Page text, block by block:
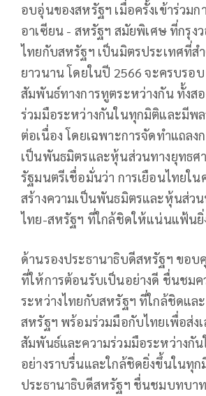
อบอุ่นของสหรัฐฯ เมื่อครั้งเข้าร่วม
อาเซียน - สหรัฐฯ สมัยพิเศษ ที่กรุง
ไทยกับสหรัฐฯ เป็นมิตรประเทศที่ส
ยาวนาน โดยในปี 2566 จะครบรอ
สัมพันธ์ทางการทูตระหว่างกัน ทั้งส
ร่วมมือระหว่างกันในทุกมิติและมีพ
ต่อเนื่อง โดยเฉพาะการจัดทำแถลง
เป็นพันธมิตรและหุ้นส่วนทางยุทธศ
รัฐมนตรีเชื่อมั่นว่า การเยือนไทยใน
สร้างความเป็นพันธมิตรและหุ้นส่ว
ไทย-สหรัฐฯ ที่ใกล้ชิดให้แน่นแฟ้น
ด้านรองประธานาธิบดีสหรัฐฯ ขอ
ที่ให้การต้อนรับเป็นอย่างดี ชื่นชม
ระหว่างไทยกับสหรัฐฯ ที่ใกล้ชิดแล
สหรัฐฯ พร้อมร่วมมือกับไทยเพื่อส่ง
สัมพันธ์และความร่วมมือระหว่างกั
อย่างราบรื่นและใกล้ชิดยิ่งขึ้นในทุก
ประธานาธิบดีสหรัฐฯ ชื่นชมบทบาท